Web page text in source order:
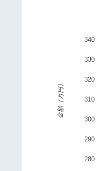
280
290
300
310
320
330
340
金額（万円）